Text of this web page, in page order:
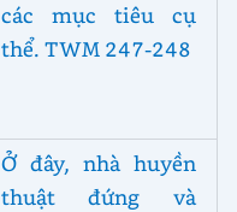
các mục tiêu cụ
thể. TWM 247-248
Ở đây, nhà huyền
thuật đứng và